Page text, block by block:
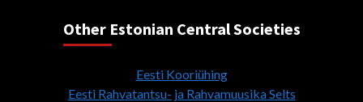
Other Estonian Central Societies
Eesti Kooriühing
Eesti Rahvatantsu- ja Rahvamuusika Selts